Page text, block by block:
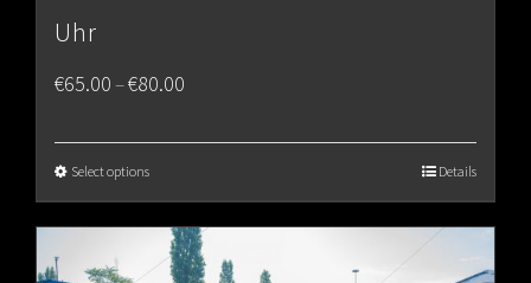
Uhr
€65.00–€80.00
€80.00
Select options Details